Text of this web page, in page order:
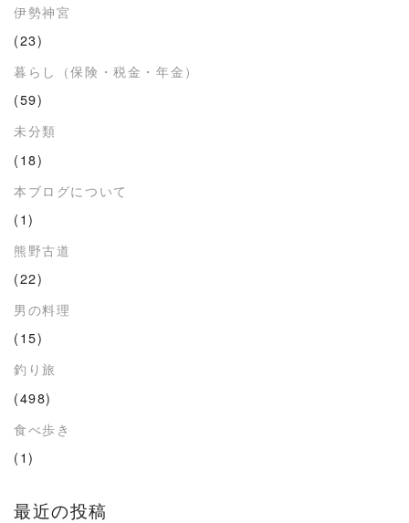
伊勢神宮
(23)
暮らし（保険・税金・年金）
(59)
未分類
(18)
本ブログについて
(1)
熊野古道
(22)
男の料理
(15)
釣り旅
(498)
食べ歩き
(1)
最近の投稿